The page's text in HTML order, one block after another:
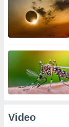
Video